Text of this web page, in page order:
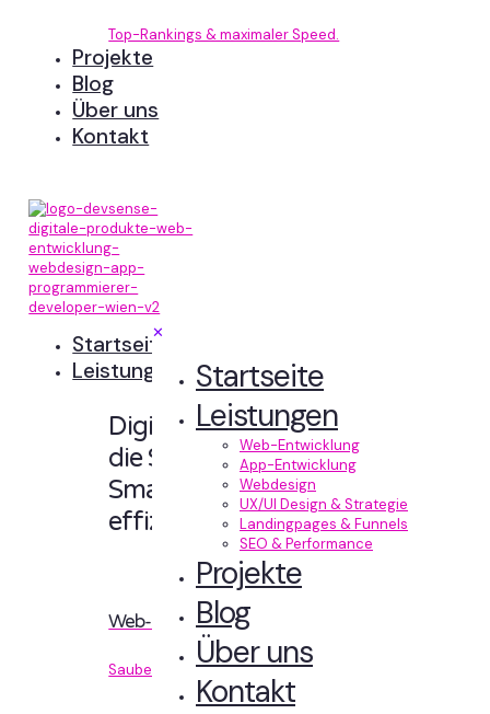
Top-Rankings & maximaler Speed.
Projekte
Blog
Über uns
Kontakt
✕
Startseite
Leistungen
Web-Entwicklung
App-Entwicklung
Webdesign
UX/UI Design & Strategie
Landingpages & Funnels
SEO & Performance
Projekte
Blog
Über uns
Kontakt
Startseite
Leistungen
Digitale Erlebnisse,
die Sinn machen.
Smart designt und
effizient entwickelt.
Web-Entwicklung
Sauberer Code, der performt.